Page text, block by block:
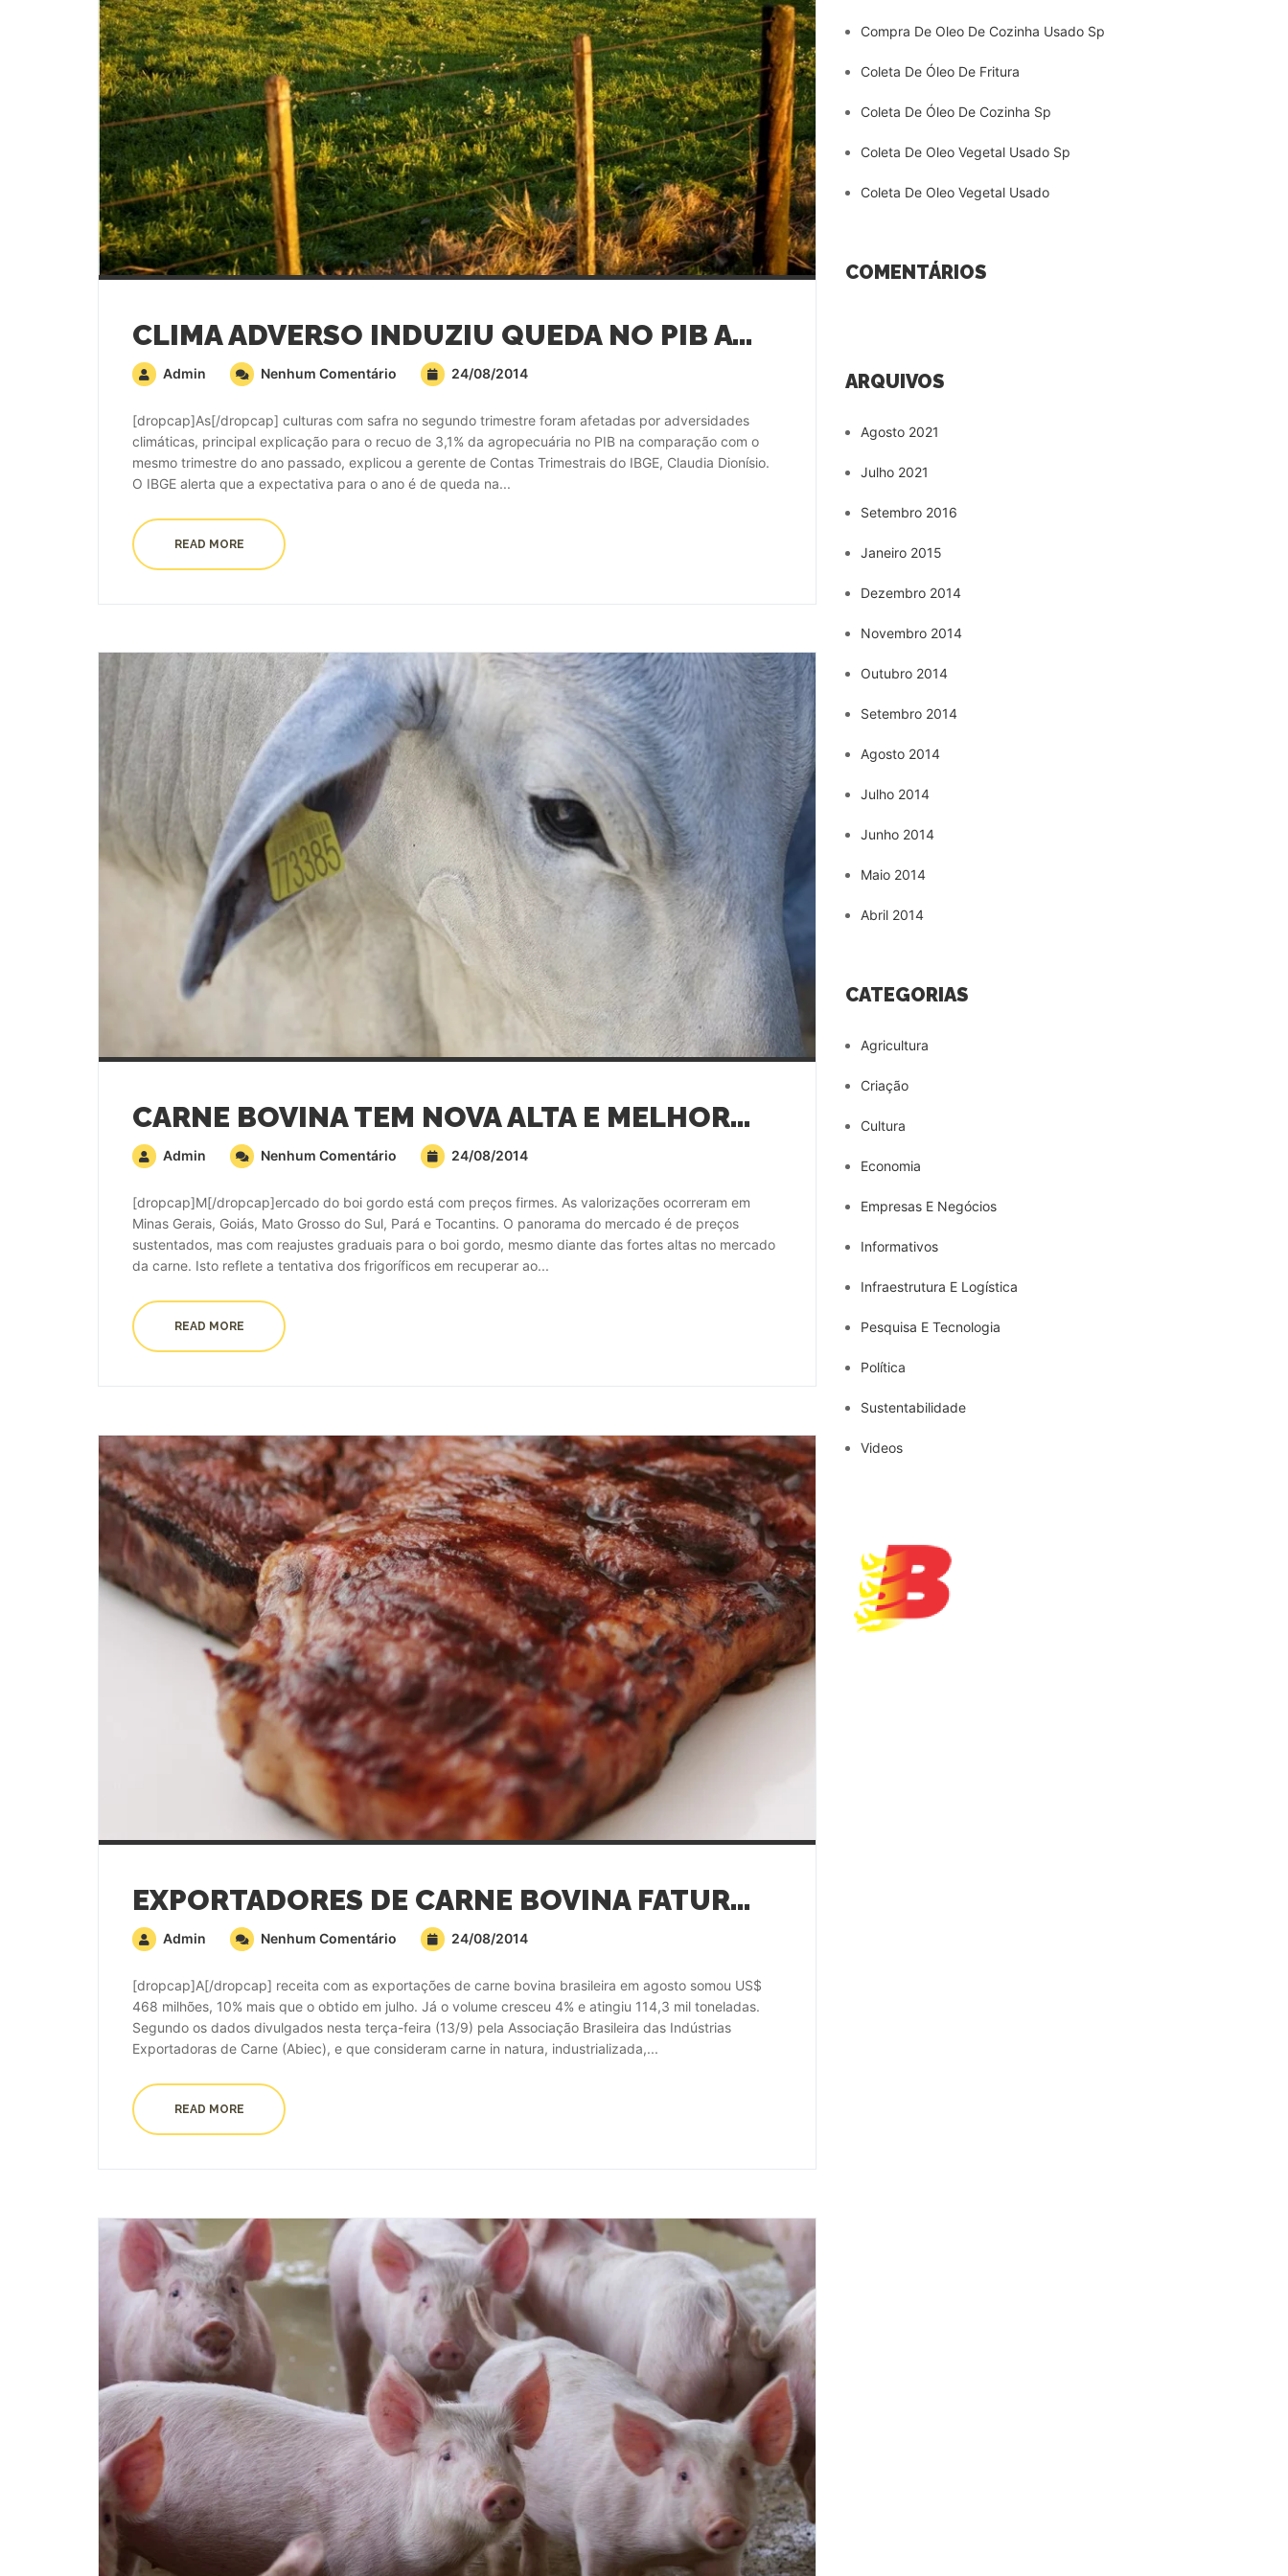
CLIMA ADVERSO INDUZIU QUEDA NO PIB AGROPECUÁRIO NO 2º TRI, DIZ IBGE
Admin Nenhum Comentário 24/08/2014
[dropcap]As[/dropcap] culturas com safra no segundo trimestre foram afetadas por adversidades
climáticas, principal explicação para o recuo de 3,1% da agropecuária no PIB na comparação com o
mesmo trimestre do ano passado, explicou a gerente de Contas Trimestrais do IBGE, Claudia Dionísio.
O IBGE alerta que a expectativa para o ano é de queda na...
READ MORE
CARNE BOVINA TEM NOVA ALTA E MELHORIA ADICIONAL DAS MARGENS
Admin Nenhum Comentário 24/08/2014
[dropcap]M[/dropcap]ercado do boi gordo está com preços firmes. As valorizações ocorreram em
Minas Gerais, Goiás, Mato Grosso do Sul, Pará e Tocantins. O panorama do mercado é de preços
sustentados, mas com reajustes graduais para o boi gordo, mesmo diante das fortes altas no mercado
da carne. Isto reflete a tentativa dos frigoríficos em recuperar ao...
READ MORE
EXPORTADORES DE CARNE BOVINA FATURAM 10% A MAIS EM AGOSTO
Admin Nenhum Comentário 24/08/2014
[dropcap]A[/dropcap] receita com as exportações de carne bovina brasileira em agosto somou US$
468 milhões, 10% mais que o obtido em julho. Já o volume cresceu 4% e atingiu 114,3 mil toneladas.
Segundo os dados divulgados nesta terça-feira (13/9) pela Associação Brasileira das Indústrias
Exportadoras de Carne (Abiec), e que consideram carne in natura, industrializada,...
READ MORE
Compra De Oleo De Cozinha Usado Sp
Coleta De Óleo De Fritura
Coleta De Óleo De Cozinha Sp
Coleta De Oleo Vegetal Usado Sp
Coleta De Oleo Vegetal Usado
COMENTÁRIOS
ARQUIVOS
Agosto 2021
Julho 2021
Setembro 2016
Janeiro 2015
Dezembro 2014
Novembro 2014
Outubro 2014
Setembro 2014
Agosto 2014
Julho 2014
Junho 2014
Maio 2014
Abril 2014
CATEGORIAS
Agricultura
Criação
Cultura
Economia
Empresas E Negócios
Informativos
Infraestrutura E Logística
Pesquisa E Tecnologia
Política
Sustentabilidade
Videos